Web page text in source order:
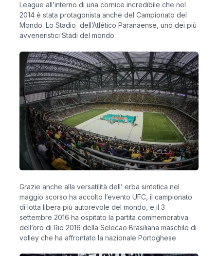
League all’interno di una cornice incredibile che nel
2014 è stata protagonista anche del Campionato del
Mondo. Lo Stadio dell’Atlético Paranaense, uno dei più
avveneristici Stadi del mondo.
Grazie anche alla versatilità dell’ erba sintetica nel
maggio scorso ha accolto l’evento UFC, il campionato
di lotta libera più autorevole del mondo, e il 3
settembre 2016 ha ospitato la partita commemorativa
dell’oro di Rio 2016 della Selecao Brasiliana maschile di
volley che ha affrontato la nazionale Portoghese